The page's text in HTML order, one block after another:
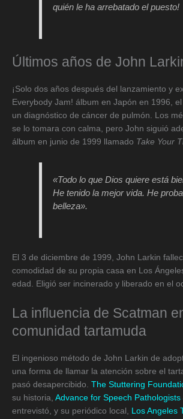
quién le ha arrebatado el puesto!
Últimos años de John
¡Solo dos años después del lanzamiento y
Everybody Jam! álbum en Japón en 1996,
un diagnóstico de cáncer de pulmón. Los
se lo tomara con calma, pero John siguió
álbum en junio de 1999 llamado Take Your
«Todo lo que Dios quiere está
He tenido la mejor vida. He
belleza».
El 3 de diciembre de 1999, John Larkin
comodidad de su propia casa en Los
edad. Eligió ser incinerado y liberado en el
La influencia de Scatman
comunidad tartamuda
El ingenioso método de John Larkin de
una forma de llamar la atención sobre el
pasó desapercibido. The Stuttering
su historia, Advance for Speech Pathologists
entrevistó, y su periódico local, Los Angeles